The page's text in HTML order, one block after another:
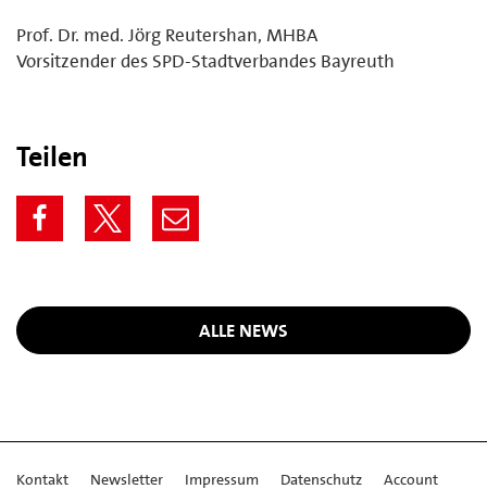
Prof. Dr. med. Jörg Reutershan, MHBA
Vorsitzender des SPD-Stadtverbandes Bayreuth
Teilen
ALLE NEWS
Kontakt Newsletter Impressum Datenschutz Account